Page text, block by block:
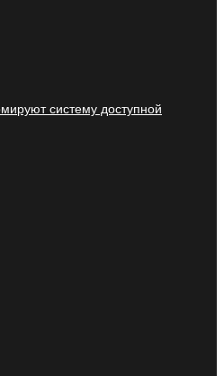
систему доступной